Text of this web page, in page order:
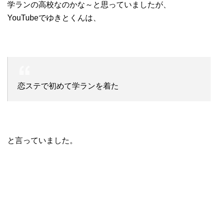
学ランの高校なのかな～と思っていましたが、
YouTubeでゆきとくんは、
恋ステで初めて学ランを着た
と言っていました。